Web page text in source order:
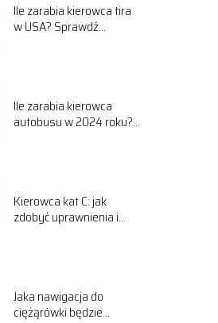
Ile zarabia kierowca tira
w USA? Sprawdź
Ile zarabia kierowca
autobusu w 2024 roku?
Kierowca kat C: jak
zdobyć uprawnienia i
Jaka nawigacja do
ciężąrówki będzie